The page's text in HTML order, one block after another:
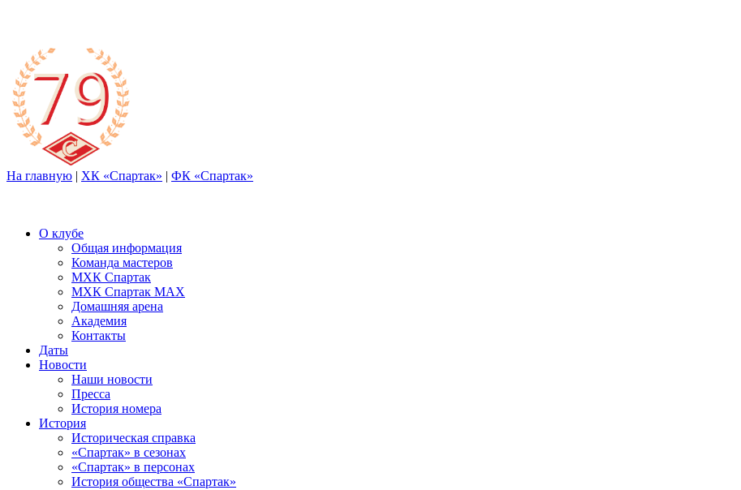
На главную | ХК «Спартак» | ФК «Спартак»
О клубе
Общая информация
Команда мастеров
МХК Спартак
МХК Спартак МАХ
Домашняя арена
Академия
Контакты
Даты
Новости
Наши новости
Пресса
История номера
История
Историческая справка
«Спартак» в сезонах
«Спартак» в персонах
История общества «Спартак»